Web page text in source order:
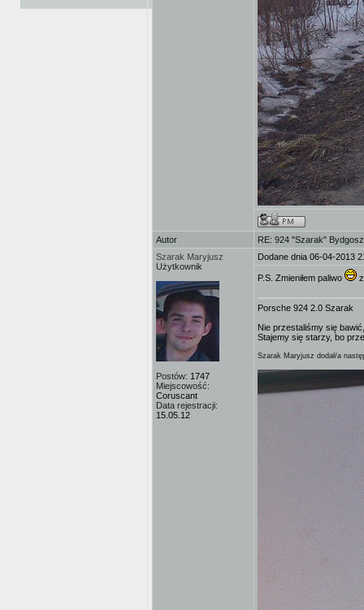
Autor
RE: 924 "Szarak"
Szarak Maryjusz
Użytkownik
Postów: 1747
Miejscowość:
Coruscant
Data rejestracji:
15.05.12
Dodane dnia 06-04-2013
P.S. Zmieniłem paliwo
Porsche 924 2.0 Szarak
Nie przestaliśmy się
Stajemy się starzy, bo
Szarak Maryjusz dodał/a